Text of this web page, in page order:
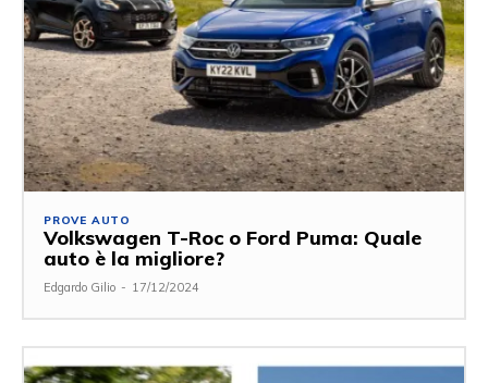
PROVE AUTO
Volkswagen T-Roc o Ford Puma: Quale
auto è la migliore?
Edgardo Gilio - 17/12/2024